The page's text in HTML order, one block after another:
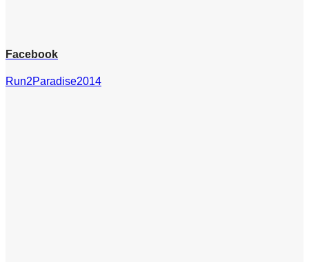
Facebook
Run2Paradise2014